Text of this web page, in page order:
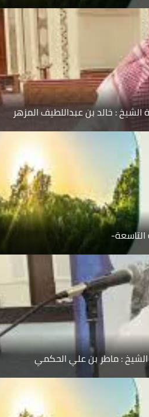
: خالد بن عبداللطيف المزهر
التاسعة-
الشيخ : ماطر بن علي الحكمي